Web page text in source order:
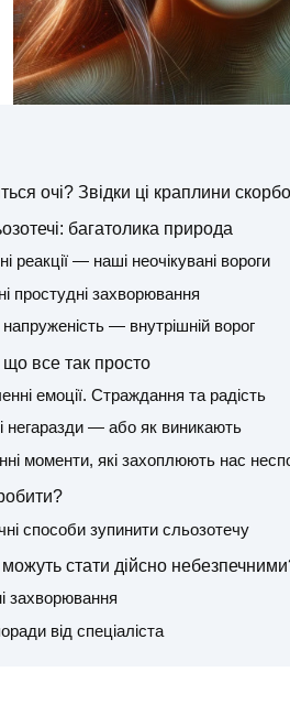
очі? Звідки ці краплини
багатолика природа
реакції — наші неочікувані вороги
простудні захворювання
напруженість — внутрішній ворог
все так просто
емоції. Страждання та радість
негаразди — або як виникають
моменти, які захоплюють нас
способи зупинити сльозотечу
стати дійсно
захворювання
від спеціаліста